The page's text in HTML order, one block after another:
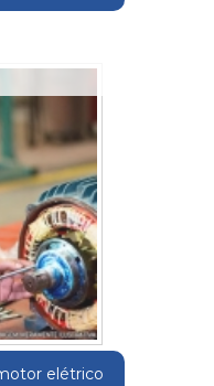
elétrico